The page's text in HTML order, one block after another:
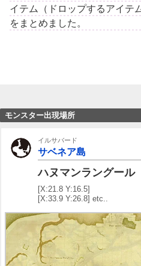
イテム（ドロップするアイテ
をまとめました。
モンスター出現場所
イルサバード
サベネア島
ハヌマンラングール
[X:21.8 Y:16.5]
[X:33.9 Y:26.8] etc..